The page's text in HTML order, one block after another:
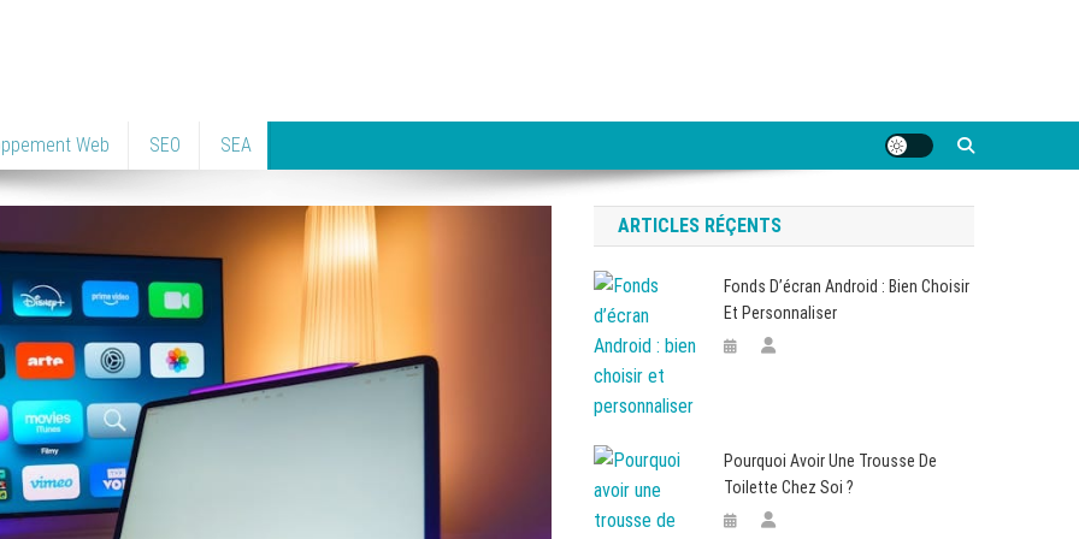
Web SEO SEA
ARTICLES RÉÇENTS
Fonds D’écran Android : Bien Choisir
Et Personnaliser
Pourquoi Avoir Une Trousse De
Toilette Chez Soi ?